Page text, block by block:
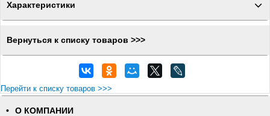
Характеристики
Вернуться к списку товаров >>>
Перейти к списку товаров >>>
О КОМПАНИИ